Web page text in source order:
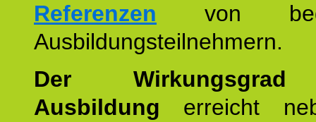
Referenzen von
Ausbildungsteilnehmern.
Der
Ausbildung erreicht